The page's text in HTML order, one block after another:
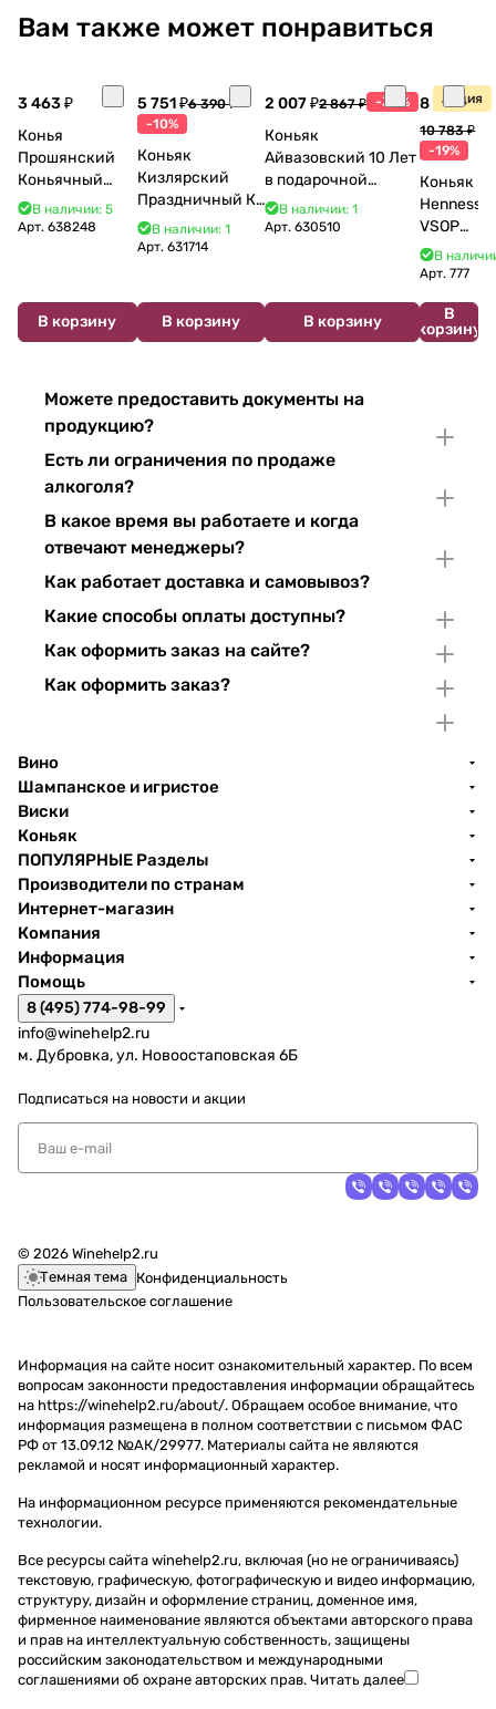
Вам также может понравиться
3 463 ₽
Конья
Прошянский
Коньячный
Завод Елочка 7
лет п/у 750 мл
В наличии: 5
Арт. 638248
В корзину
5 751 ₽6 390 ₽
-10%
Коньяк
Кизлярский
Праздничный КС
17 лет с мюзле в
тубе 500 мл
В наличии: 1
Арт. 631714
В корзину
2 007 ₽2 867 ₽ -30%
Коньяк
Айвазовский 10 Лет
в подарочной
упаковке (новый
В наличии: 1
Арт.630510
В корзину
Акция
8 770 ₽
10 783 ₽
-19%
Коньяк
Hennessy
VSOP
700 мл
В
Арт.777
В
корзину
Можете предоставить документы на
продукцию?
Есть ли ограничения по продаже
алкоголя?
В какое время вы работаете и когда
отвечают менеджеры?
Как работает доставка и самовывоз?
Какие способы оплаты доступны?
Как оформить заказ на сайте?
Как оформить заказ?
Вино
Шампанское и игристое
Виски
Коньяк
ПОПУЛЯРНЫЕ Разделы
Производители по странам
Интернет-магазин
Компания
Информация
Помощь
8 (495) 774-98-99
info@winehelp2.ru
м. Дубровка, ул. Новоостаповская 6Б
Подписаться на новости и акции
© 2026 Winehelp2.ru
Темная тема Конфиденциальность
Пользовательское соглашение
Информация на сайте носит ознакомительный характер. По всем
вопросам законности предоставления информации обращайтесь
на https://winehelp2.ru/about/. Обращаем особое внимание, что
информация размещена в полном соответствии с письмом ФАС
РФ от 13.09.12 №АК/29977. Материалы сайта не являются
рекламой и носят информационный характер.
На информационном ресурсе применяются рекомендательные
технологии.
Все ресурсы сайта winehelp2.ru, включая (но не ограничиваясь)
текстовую, графическую, фотографическую и видео информацию,
структуру, дизайн и оформление страниц, доменное имя,
фирменное наименование являются объектами авторского права
и прав на интеллектуальную собственность, защищены
российским законодательством и международными
соглашениями об охране авторских прав. Читать далее